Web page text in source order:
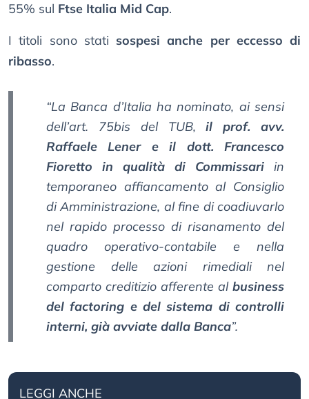
55% sul Ftse Italia Mid Cap.
I titoli sono stati sospesi anche per eccesso di
ribasso.
“La Banca d’Italia ha nominato, ai sensi
dell’art. 75bis del TUB,il prof. avv.
Raffaele Lener e il dott. Francesco
Fioretto in qualità di Commissari in
temporaneo affiancamento al Consiglio
di Amministrazione, al fine di coadiuvarlo
nel rapido processo di risanamento del
quadro operativo-contabile e nella
gestione delle azioni rimediali nel
comparto creditizio afferente al business
del factoring e del sistema di controlli
interni, già avviate dalla Banca”.
LEGGI ANCHE